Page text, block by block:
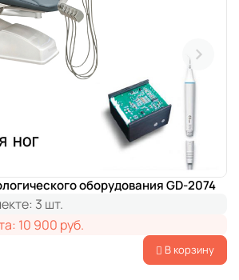
оборудования GD-2074
3 шт.
10 900 руб.
В корзину